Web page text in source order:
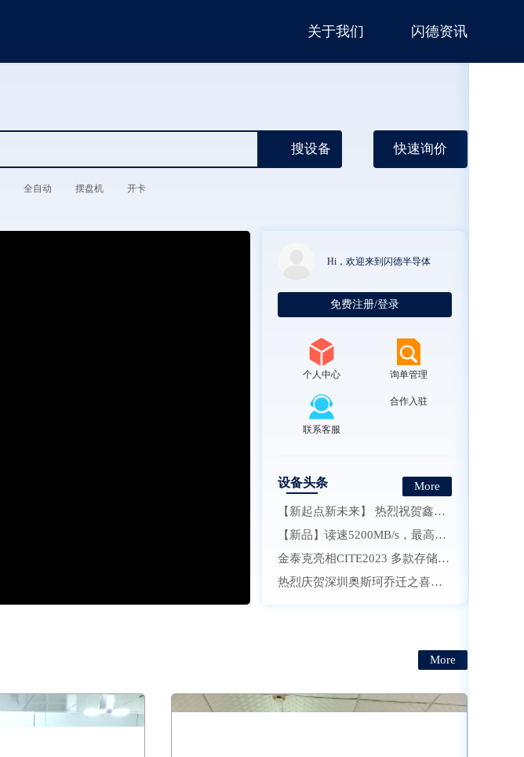
关于我们 闪德资讯
搜设备 快速询价
全自动 摆盘机 开卡
Hi，欢迎来到闪德半导体
免费注册/登录
个人中心 询单管理
联系客服
合作入驻
设备头条
More
【新起点新未来】 热烈祝贺鑫硕泰科技有限公司乔迁大喜
【新品】读速5200MB/s，最高可选2TB，劲芯GMT3000 SSD发布
金泰克亮相CITE2023 多款存储新品受瞩目
热烈庆贺深圳奥斯珂乔迁之喜，开启信创新征程！
More